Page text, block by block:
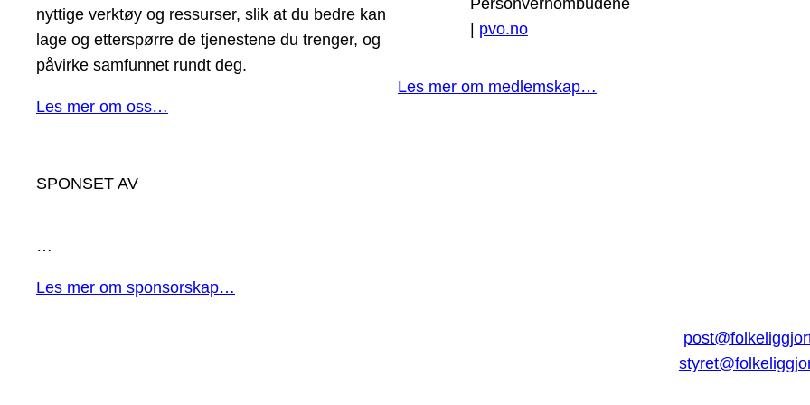
nyttige verktøy og ressurser, slik at du bedre kan
lage og etterspørre de tjenestene du trenger, og
påvirke samfunnet rundt deg.
Les mer om oss…
| pvo.no
Les mer om medlemskap…
SPONSET AV
…
Les mer om sponsorskap…